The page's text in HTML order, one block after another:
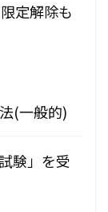
定解除も
(一般的)
験」を受